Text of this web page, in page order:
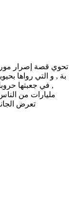
تحوي قصة إصرار
بة , و التي رواها
, في جعبتها
مليارات من
تعرض